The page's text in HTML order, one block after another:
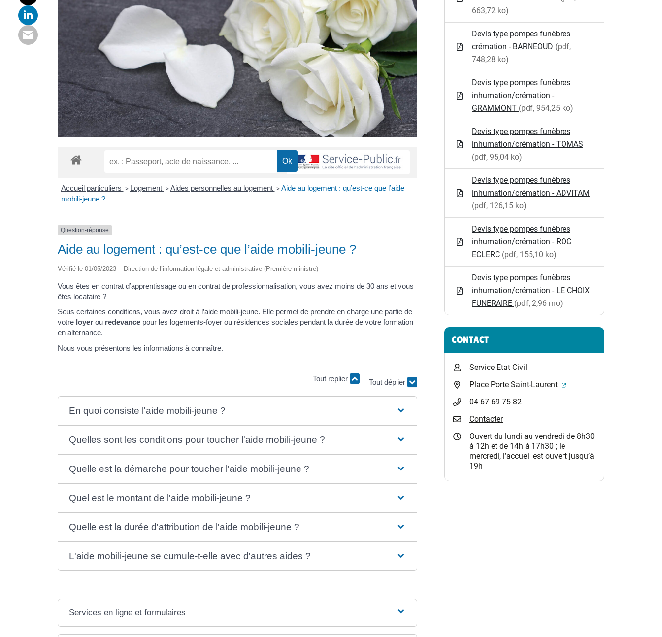
Accueil particuliers > Logement > Aides personnelles au logement > Aide au logement : qu’est-ce que l’aide
mobili-jeune ?
Question-réponse
Aide au logement : qu’est-ce que l’aide mobili-jeune ?
Vérifié le 01/05/2023 – Direction de l’information légale et administrative (Première ministre)
Vous êtes en contrat d’apprentissage ou en contrat de professionnalisation, vous avez moins de 30 ans et vous
êtes locataire ?
Sous certaines conditions, vous avez droit à l’aide mobili-jeune. Elle permet de prendre en charge une partie de
votre loyer ou redevance pour les logements-foyer ou résidences sociales pendant la durée de votre formation
en alternance.
Nous vous présentons les informations à connaître.
Tout replier Tout déplier
En quoi consiste l'aide mobili-jeune ?
Quelles sont les conditions pour toucher l'aide mobili-jeune ?
Quelle est la démarche pour toucher l'aide mobili-jeune ?
Quel est le montant de l'aide mobili-jeune ?
Quelle est la durée d'attribution de l'aide mobili-jeune ?
L'aide mobili-jeune se cumule-t-elle avec d'autres aides ?
Services en ligne et formulaires
663,72 ko)
Devis type pompes funèbres
crémation - BARNEOUD (pdf,
748,28 ko)
Devis type pompes funèbres
inhumation/crémation -
GRAMMONT (pdf, 954,25 ko)
Devis type pompes funèbres
inhumation/crémation - TOMAS
(pdf, 95,04 ko)
Devis type pompes funèbres
inhumation/crémation - ADVITAM
(pdf, 126,15 ko)
Devis type pompes funèbres
inhumation/crémation - ROC
ECLERC (pdf, 155,10 ko)
Devis type pompes funèbres
inhumation/crémation - LE CHOIX
FUNERAIRE (pdf, 2,96 mo)
CONTACT
Service Etat Civil
Place Porte Saint-Laurent
(ouverture dans un nouvel
04 67 69 75 82
Contacter
Ouvert du lundi au vendredi de 8h30
à 12h et de 14h à 17h30 ; le
mercredi, l’accueil est ouvert jusqu’à
19h